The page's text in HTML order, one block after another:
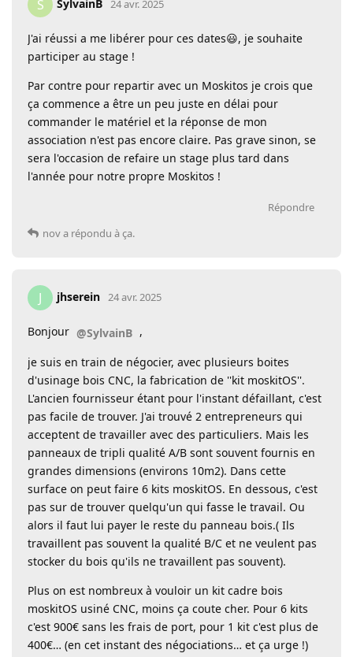
S SylvainB 24 avr. 2025
J'ai réussi a me libérer pour ces dates😃, je souhaite
participer au stage !
Par contre pour repartir avec un Moskitos je crois que
ça commence a être un peu juste en délai pour
commander le matériel et la réponse de mon
association n'est pas encore claire. Pas grave sinon, se
sera l'occasion de refaire un stage plus tard dans
l'année pour notre propre Moskitos !
Répondre
nova répondu à ça.
J jhserein 24 avr. 2025
Bonjour @SylvainB ,
je suis en train de négocier, avec plusieurs boites
d'usinage bois CNC, la fabrication de ''kit moskitOS''.
L'ancien fournisseur étant pour l'instant défaillant, c'est
pas facile de trouver. J'ai trouvé 2 entrepreneurs qui
acceptent de travailler avec des particuliers. Mais les
panneaux de tripli qualité A/B sont souvent fournis en
grandes dimensions (environs 10m2). Dans cette
surface on peut faire 6 kits moskitOS. En dessous, c'est
pas sur de trouver quelqu'un qui fasse le travail. Ou
alors il faut lui payer le reste du panneau bois.( Ils
travaillent pas souvent la qualité B/C et ne veulent pas
stocker du bois qu'ils ne travaillent pas souvent).
Plus on est nombreux à vouloir un kit cadre bois
moskitOS usiné CNC, moins ça coute cher. Pour 6 kits
c'est 900€ sans les frais de port, pour 1 kit c'est plus de
400€… (en cet instant des négociations… et ça urge !)